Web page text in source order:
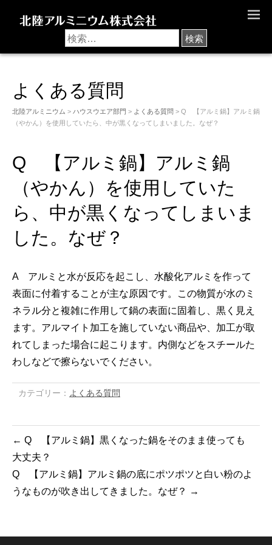
U
よくある質問
北陸アルミニウム > ハウスウエア部門 > よくある質問 > Q 【アルミ鍋】アルミ鍋
（やかん）を使用していたら、中が黒くなってしまいました。なぜ？
Q 【アルミ鍋】アルミ鍋
（やかん）を使用していた
ら、中が黒くなってしまいま
した。なぜ？
A アルミと水が反応を起こし、水酸化アルミを作って
表面に付着することが主な原因です。この物質が水のミ
ネラル分と複雑に作用して鍋の表面に固着し、黒く見え
ます。アルマイト加工を施していない商品や、加工が取
れてしまった場合に起こります。内側などをスチールた
わしなどで擦らないでください。
カテゴリー： よくある質問
← Q 【アルミ鍋】黒くなった鍋をそのまま使っても
大丈夫？
Q 【アルミ鍋】アルミ鍋の底にポツポツと白い粉のよ
うなものが吹き出してきました。なぜ？
→